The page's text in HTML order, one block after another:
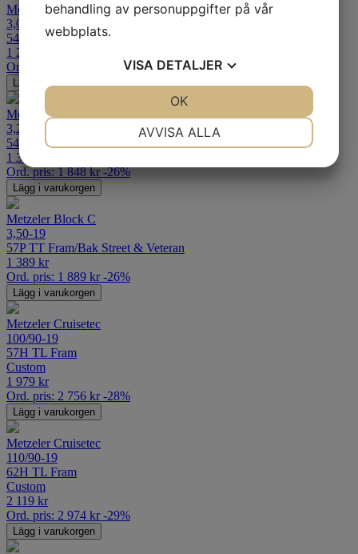
Metzeler Block C
3,00-19
54P TT Fram/Bak Street & Veteran
1 229
Ord. pris:
-25%
Lägg i varukorgen
Metzeler Block C
3,25-19
54P TT Fram/Bak Street & Veteran
1 369
Ord. pris:1 848kr -26%
Lägg i varukorgen
Metzeler Block C
3,50-19
57P TT Fram/Bak Street & Veteran
1 389 kr
Ord. pris: 1 889 kr -26%
Lägg i varukorgen
Metzeler Cruisetec
100/90-19
57H TL Fram
Custom
1 979 kr
Ord. pris: 2 756 kr -28%
Lägg i varukorgen
Metzeler Cruisetec
110/90-19
62H TL Fram
Custom
2 119 kr
Ord. pris: 2 974 kr -29%
Lägg i varukorgen
behandling av personuppgifter på vår
webbplats.
VISA DETALJER
MARKNADSFÖRING
AVVISA ALLA
OK